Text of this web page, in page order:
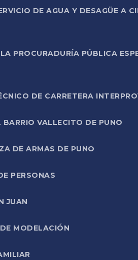
DE AGUA Y DESAGÜE A
PROCURADURÍA PÚBLICA
DE CARRETERA
VALLECITO DE PUNO
DE ARMAS DE PUNO
PERSONAS
JUAN
MODELACIÓN